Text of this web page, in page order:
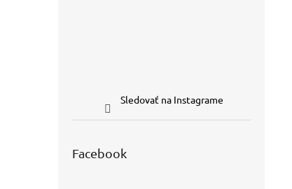
Sledovať na Instagrame
Facebook